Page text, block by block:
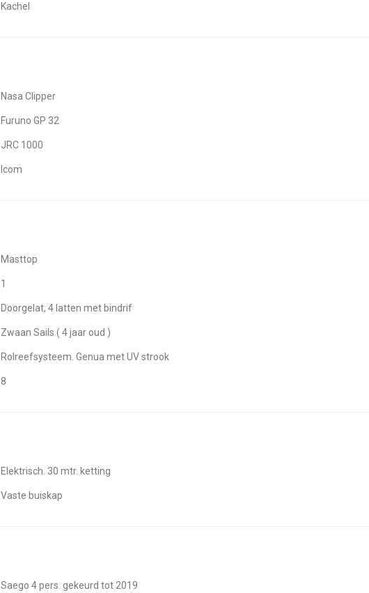
kachel
Nasa Clipper
Furuno GP 32
JRC 1000
Icom
Masttop
1
Doorgelat, 4 latten met bindrif
Zwaan Sails ( 4 jaar oud )
Rolreefsysteem. Genua met UV strook
8
Elektrisch. 30 mtr. ketting
Vaste buiskap
Saego 4 pers. gekeurd tot 2019